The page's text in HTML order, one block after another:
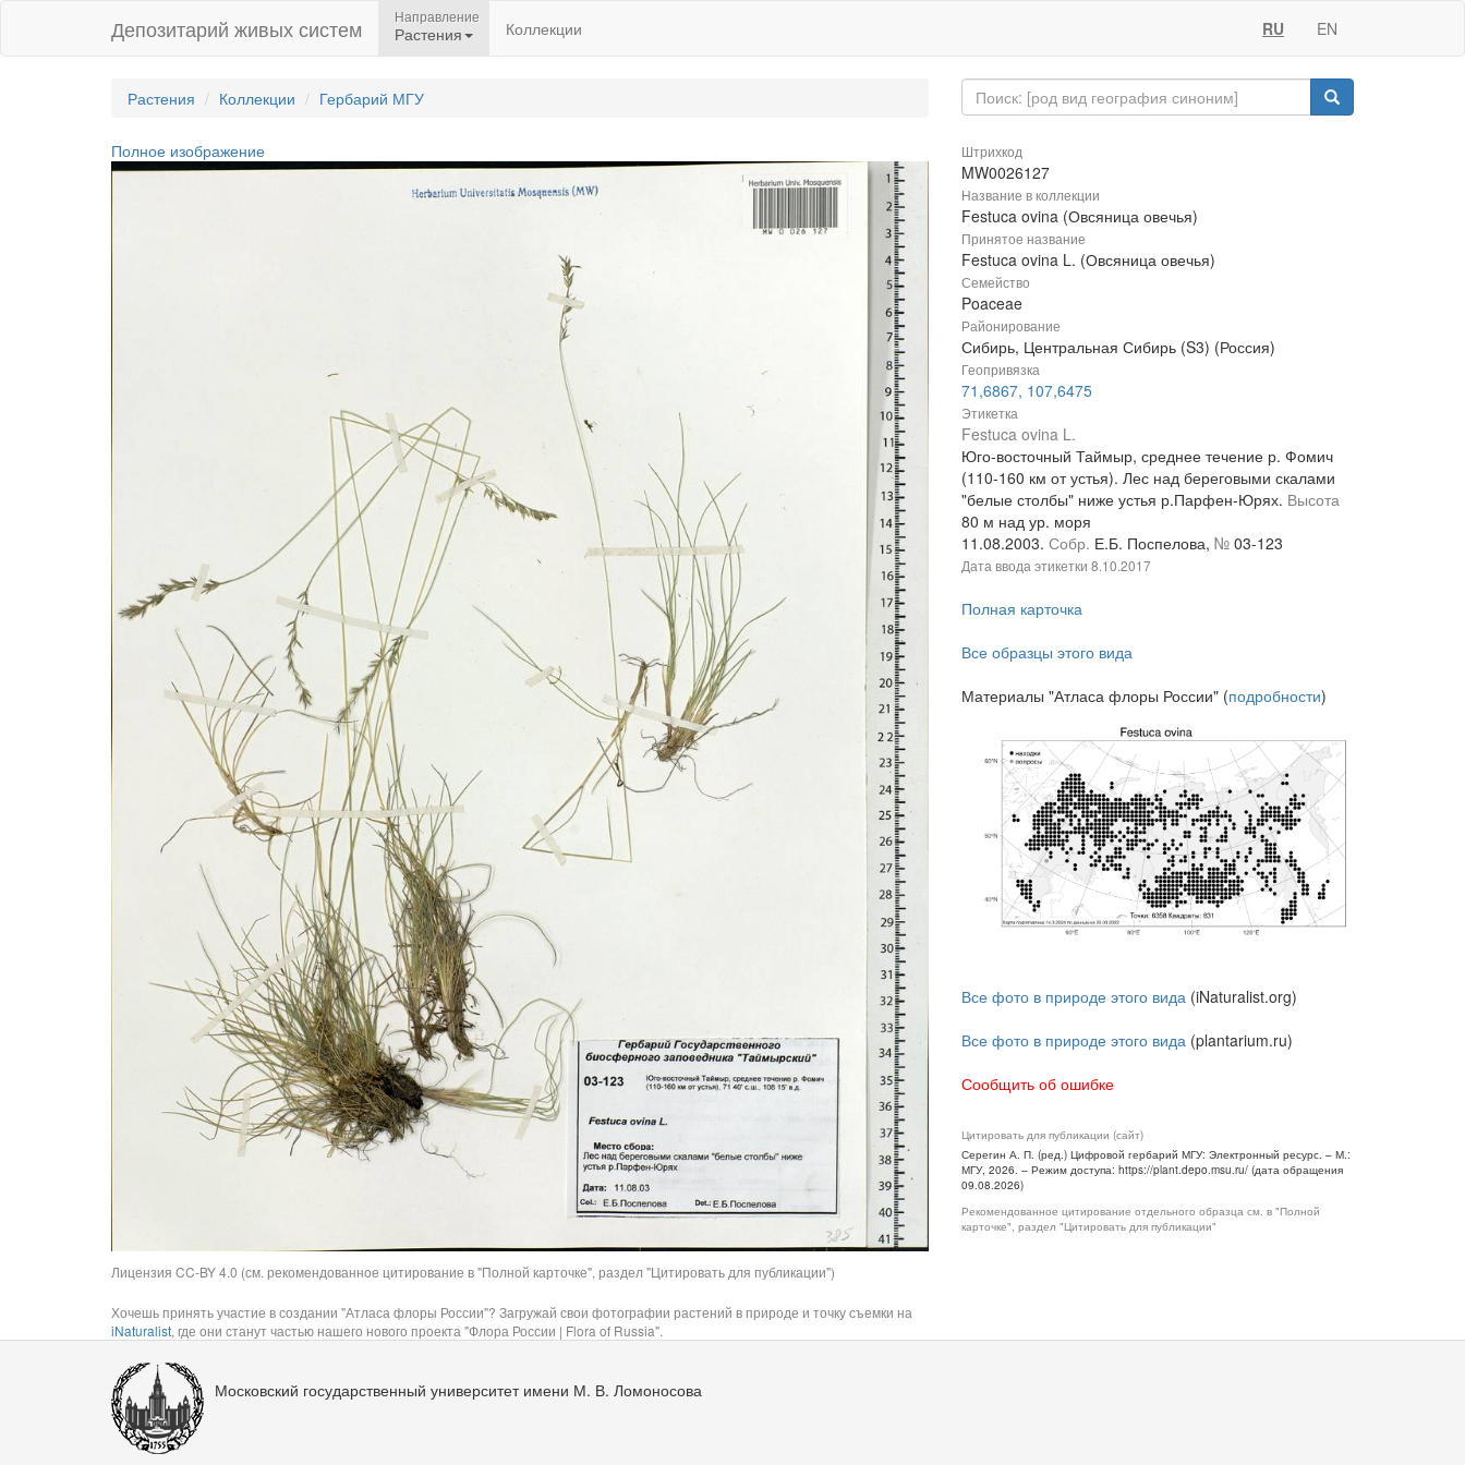
Депозитарий живых систем Направление
Растения Коллекции RU EN
Растения Коллекции Гербарий МГУ
Полное изображение
Лицензия CC-BY 4.0 (см. рекомендованное цитирование в "Полной карточке", раздел "Цитировать для публикации")
Хочешь принять участие в создании "Атласа флоры России"? Загружай свои фотографии растений в природе и точку съемки на
iNaturalist, где они станут частью нашего нового проекта "Флора России | Flora of Russia".
Штрихкод
MW0026127
Название в коллекции
Festuca ovina (Овсяница овечья)
Принятое название
Festuca ovina L. (Овсяница овечья)
Семейство
Poaceae
Районирование
Сибирь, Центральная Сибирь (S3) (Россия)
Геопривязка
71,6867, 107,6475
Этикетка
Festuca ovina L.
Юго-восточный Таймыр, среднее течение р. Фомич
(110-160 км от устья). Лес над береговыми скалами
"белые столбы" ниже устья р.Парфен-Юрях. Высота
80 м над ур. моря
11.08.2003. Собр. Е.Б. Поспелова, № 03-123
Дата ввода этикетки 8.10.2017
Полная карточка
Все образцы этого вида
Материалы "Атласа флоры России" (подробности)
Все фото в природе этого вида (iNaturalist.org)
Все фото в природе этого вида (plantarium.ru)
Сообщить об ошибке
Цитировать для публикации (сайт)
Серегин А. П. (ред.) Цифровой гербарий МГУ: Электронный ресурс. – М.:
МГУ, 2026. – Режим доступа: https://plant.depo.msu.ru/ (дата обращения
09.08.2026)
Рекомендованное цитирование отдельного образца см. в "Полной
карточке", раздел "Цитировать для публикации"
Московский государственный университет имени М. В. Ломоносова